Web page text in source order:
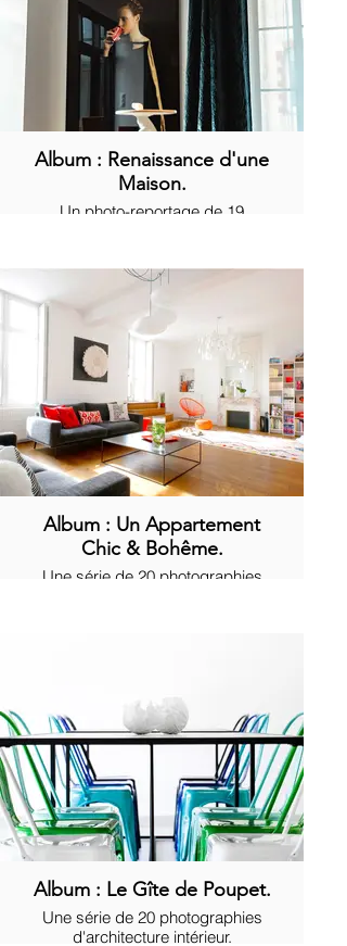
Album : Renaissance d'une
Maison.
Un photo-reportage de 19
Album : Un Appartement
Chic & Bohême.
Une série de 20 photographies
Album : Le Gîte de Poupet.
Une série de 20 photographies
d'architecture intérieur.